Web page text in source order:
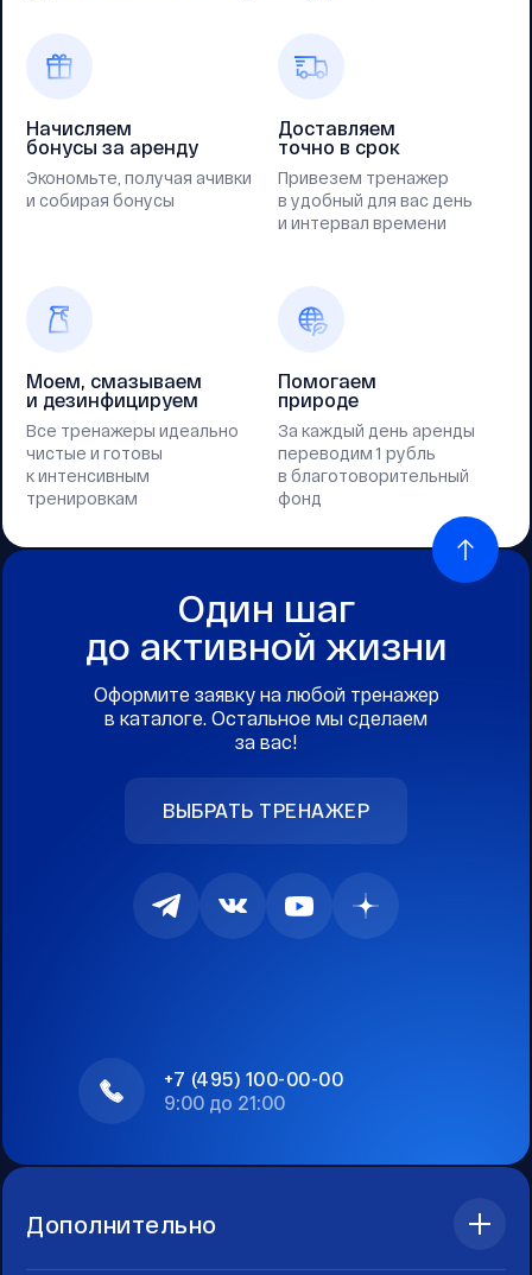
Начисляем
бонусы за аренду
Экономьте, получая ачивки
и собирая бонусы
Доставляем
точно в срок
Привезем тренажер
в удобный для вас день
и интервал времени
Моем, смазываем
и дезинфицируем
Все тренажеры идеально
чистые и готовы
к интенсивным
тренировкам
Помогаем
природе
За каждый день аренды
переводим 1 рубль
в благотоворительный
фонд
Один шаг
до активной жизни
Оформите заявку на любой тренажер
в каталоге. Остальное мы сделаем
за вас!
ВЫБРАТЬ ТРЕНАЖЕР
+7 (495) 100-00-00
9:00 до 21:00
Дополнительно